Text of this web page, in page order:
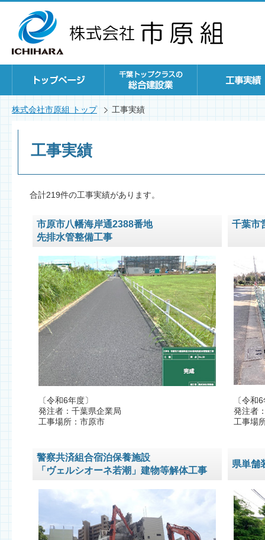
株式会社市原組 トップ 工事実績
工事実績
合計219件の工事実績があります。
市原市八幡海岸通2388番地
先排水管整備工事
〔令和6年度〕
発注者：千葉県企業局
工事場所：市原市
千葉市
〔令和
発注者
工事場
警察共済組合宿泊保養施設
「ヴェルシオーネ若潮」建物等解体工事
県単舗